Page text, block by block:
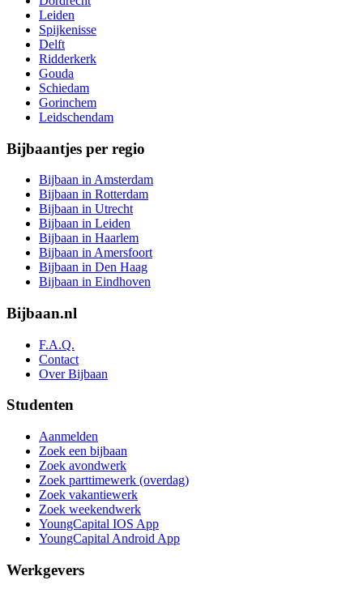
Leiden
Spijkenisse
Delft
Ridderkerk
Gouda
Schiedam
Gorinchem
Leidschendam
Bijbaantjes per regio
Bijbaan in Amsterdam
Bijbaan in Rotterdam
Bijbaan in Utrecht
Bijbaan in Leiden
Bijbaan in Haarlem
Bijbaan in Amersfoort
Bijbaan in Den Haag
Bijbaan in Eindhoven
Bijbaan.nl
F.A.Q.
Contact
Over Bijbaan
Studenten
Aanmelden
Zoek een bijbaan
Zoek avondwerk
Zoek parttimewerk (overdag)
Zoek vakantiewerk
Zoek weekendwerk
YoungCapital IOS App
YoungCapital Android App
Werkgevers